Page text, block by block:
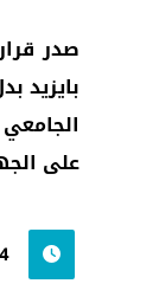
بايزيد
على
4 أكتوبر، 2020